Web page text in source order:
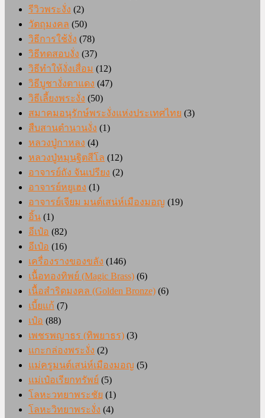
รีวิวพระงั่ง (2)
วัตถุมงคล (50)
วิธีการใช้งั่ง (78)
วิธีทดสอบงั่ง (37)
วิธีทำให้งั่งเสื่อม (12)
วิธีบูชางั่งตาแดง (47)
วิธีเลี้ยงพระงั่ง (50)
สมาคมอนุรักษ์พระงั่งแห่งประเทศไทย (3)
สืบสานตำนานงั่ง (1)
หลวงปู่กาหลง (4)
หลวงปู่หมุนฐิตสีโล (12)
อาจารย์ถัง จันเปรียง (2)
อาจารย์หยูเฮง (1)
อาจารย์เจียม มนต์เสน่ห์เมืองมอญ (19)
อิ้น (1)
อีเป๋อ (82)
อีเป๋อ (16)
เครื่องรางของขลัง (146)
เนื้อทองทิพย์ (Magic Brass) (6)
เนื้อสำริดมงคล (Golden Bronze) (6)
เบี้ยแก้ (7)
เป๋อ (88)
เพชรพญาธร (ทิพยาธร) (3)
แกะกล่องพระงั่ง (2)
แม่ครูมนต์เสน่ห์เมืองมอญ (5)
แม่เป๋อเรียกทรัพย์ (5)
โลหะวทยาพระชัย (1)
โลหะวิทยาพระงั่ง (4)